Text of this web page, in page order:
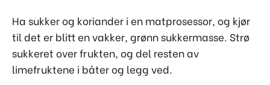
Ha sukker og koriander i en matprosessor, og kjør
til det er blitt en vakker, grønn sukkermasse. Strø
sukkeret over frukten, og del resten av
limefruktene i båter og legg ved.